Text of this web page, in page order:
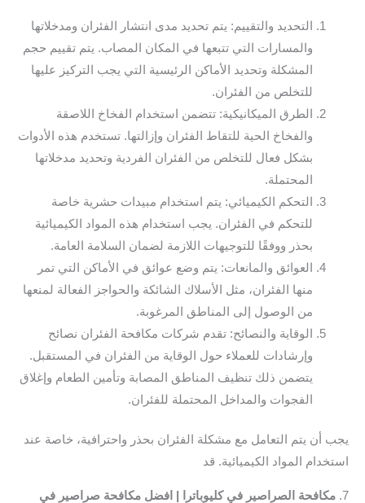
التحديد والتقييم: يتم تحديد مدى انتشار الفئران ومدخلاتها
والمسارات التي تتبعها في المكان المصاب. يتم تقييم حجم
المشكلة وتحديد الأماكن الرئيسية التي يجب التركيز عليها
للتخلص من الفئران.
الطرق الميكانيكية: تتضمن استخدام الفخاخ اللاصقة
والفخاخ الحية للتقاط الفئران وإزالتها. تستخدم هذه الأدوات
بشكل فعال للتخلص من الفئران الفردية وتحديد مدخلاتها
المحتملة.
التحكم الكيميائي: يتم استخدام مبيدات حشرية خاصة
للتحكم في الفئران. يجب استخدام هذه المواد الكيميائية
بحذر ووفقًا للتوجيهات اللازمة لضمان السلامة العامة.
العوائق والمانعات: يتم وضع عوائق في الأماكن التي تمر
منها الفئران، مثل الأسلاك الشائكة والحواجز الفعالة لمنعها
من الوصول إلى المناطق المرغوبة.
الوقاية والنصائح: تقدم شركات مكافحة الفئران نصائح
وإرشادات للعملاء حول الوقاية من الفئران في المستقبل.
يتضمن ذلك تنظيف المناطق المصابة وتأمين الطعام وإغلاق
الفجوات والمداخل المحتملة للفئران.
يجب أن يتم التعامل مع مشكلة الفئران بحذر واحترافية، خاصة عند
استخدام المواد الكيميائية. قد
7. مكافحة الصراصير في كليوباترا | افضل مكافحة صراصير في